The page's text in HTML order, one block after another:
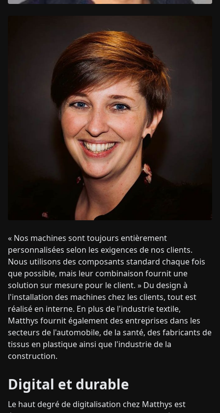
« Nos machines sont toujours entièrement
personnalisées selon les exigences de nos clients.
Nous utilisons des composants standard chaque fois
que possible, mais leur combinaison fournit une
solution sur mesure pour le client. » Du design à
l'installation des machines chez les clients, tout est
réalisé en interne. En plus de l'industrie textile,
Matthys fournit également des entreprises dans les
secteurs de l'automobile, de la santé, des fabricants de
tissus en plastique ainsi que l'industrie de la
construction.
Digital et durable
Le haut degré de digitalisation chez Matthys est